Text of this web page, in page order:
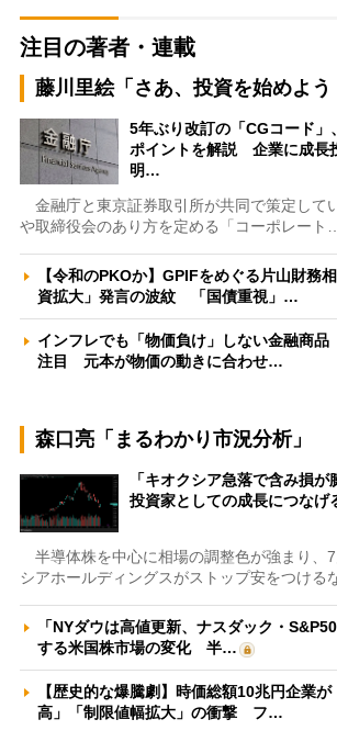
注目の著者・連載
藤川里絵「さあ、投資を始めよう
5年ぶり改訂の「CGコード」
ポイントを解説 企業に成長
明…
金融庁と東京証券取引所が共同で策定して
や取締役会のあり方を定める「コーポレート
【令和のPKOか】GPIFをめぐる片山財務
資拡大」発言の波紋 「国債重視」…
インフレでも「物価負け」しない金融商品
注目 元本が物価の動きに合わせ…
森口亮「まるわかり市況分析」
「キオクシア急落で含み損
投資家としての成長につな
半導体株を中心に相場の調整色が強まり、
シアホールディングスがストップ安をつける
「NYダウは高値更新、ナスダック・
する米国株市場の変化 半…
【歴史的な爆騰劇】時価総額10兆円企業
高」「制限値幅拡大」の衝撃 フ…